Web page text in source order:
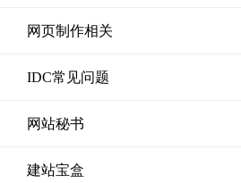
网页制作相关
IDC常见问题
网站秘书
建站宝盒